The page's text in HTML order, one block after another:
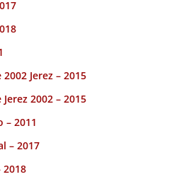
Jerez – 2015
2002 – 2015
– 2011
– 2017
2018